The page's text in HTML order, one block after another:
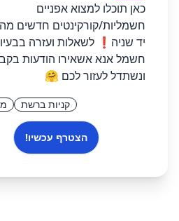
כאן תוכלו למצוא אפניים
חשמליות/קורקינטים חדשים
יד שניה❗ לשאלות ועזרה
חשמל אנא אשאירו הודעות
ונשתדל לעזור לכם 🤗
קניות ברשת
הצטרף עכשיו!